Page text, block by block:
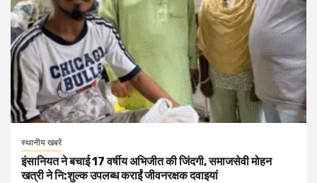
स्थानीय खबरें
इंसानियत ने बचाई 17 वर्षीय अभिजीत की जिंदगी, समाजसेवी मोहन
खत्री ने नि:शुल्क उपलब्ध कराईं जीवनरक्षक दवाइयां